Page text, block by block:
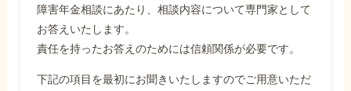
障害年金相談にあたり、相談内容について専門家として
お答えいたします。
責任を持ったお答えのためには信頼関係が必要です。
下記の項目を最初にお聞きいたしますのでご用意いただ